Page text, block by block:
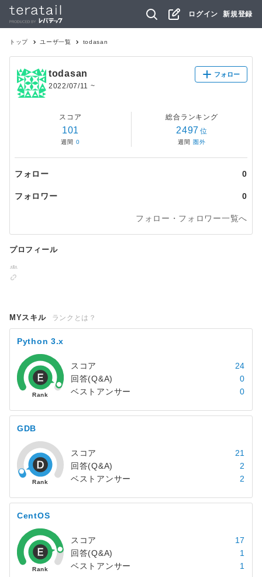
ログイン 新規登録
トップ ユーザ一覧 todasan
todasan
2022/07/11 ~
フォロー
スコア
101
週間 0
総合ランキング
2497 位
週間 圏外
フォロー 0
フォロワー 0
フォロー・フォロワー一覧へ
プロフィール
MYスキル ランクとは？
Python 3.x
スコア
24
回答(Q&A)
0
ベストアンサー
0
GDB
スコア
21
回答(Q&A)
2
ベストアンサー
2
CentOS
スコア
17
回答(Q&A)
1
ベストアンサー
1